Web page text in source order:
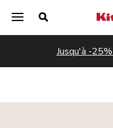
Jusqu'à -